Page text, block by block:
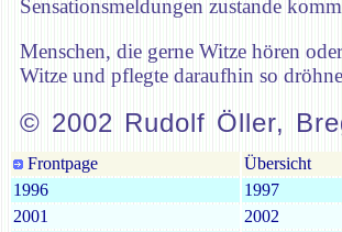
Sensationsmeldungen zustande
Menschen, die gerne Witze hören
Witze und pflegte daraufhin so
© 2002 Rudolf Öller,
Frontpage Übersicht
1996
1997
2001
2002